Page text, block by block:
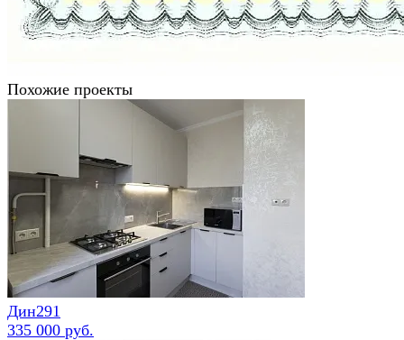
Похожие проекты
Дин291
335 000 руб.